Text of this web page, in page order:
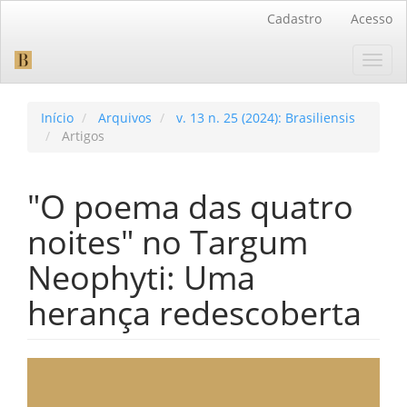
Barra
Cadastro Acesso
Início Arquivos
v. 13 n. 25 (2024): Brasiliensis
Artigos
"O poema das quatro
noites" no Targum
Neophyti: Uma
herança redescoberta